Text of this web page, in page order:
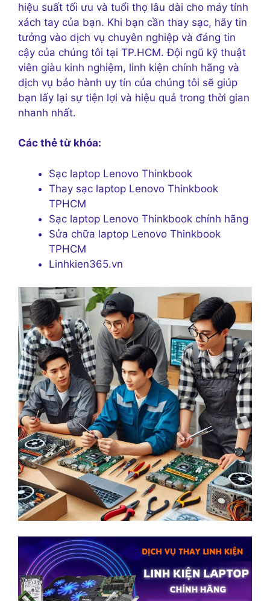
hiệu suất tối ưu và tuổi thọ lâu dài cho máy tính
xách tay của bạn. Khi bạn cần thay sạc, hãy tin
tưởng vào dịch vụ chuyên nghiệp và đáng tin
cậy của chúng tôi tại TP.HCM. Đội ngũ kỹ thuật
viên giàu kinh nghiệm, linh kiện chính hãng và
dịch vụ bảo hành uy tín của chúng tôi sẽ giúp
bạn lấy lại sự tiện lợi và hiệu quả trong thời gian
nhanh nhất.
Các thẻ từ khóa:
Sạc laptop Lenovo Thinkbook
Thay sạc laptop Lenovo Thinkbook
TPHCM
Sạc laptop Lenovo Thinkbook chính hãng
Sửa chữa laptop Lenovo Thinkbook
TPHCM
Linhkien365.vn